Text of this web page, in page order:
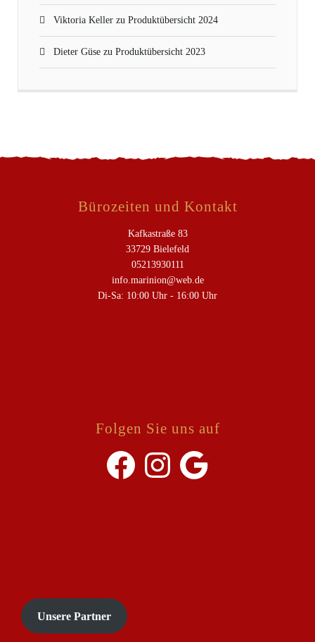
Viktoria Keller zu Produktübersicht 2024
Dieter Güse zu Produktübersicht 2023
Bürozeiten und Kontakt
Kafkastraße 83
33729 Bielefeld
05213930111
info.marinion@web.de
Di-Sa: 10:00 Uhr - 16:00 Uhr
Folgen Sie uns auf
Facebook Instagram Google
Unsere Partner